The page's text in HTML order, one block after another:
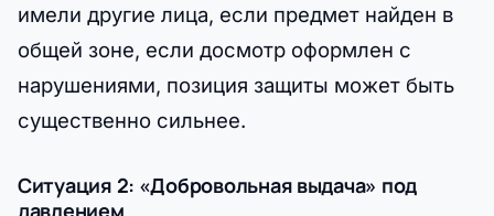
имели другие лица, если предмет найден в
общей зоне, если досмотр оформлен с
нарушениями, позиция защиты может быть
существенно сильнее.
Ситуация 2: «Добровольная выдача» под
давлением